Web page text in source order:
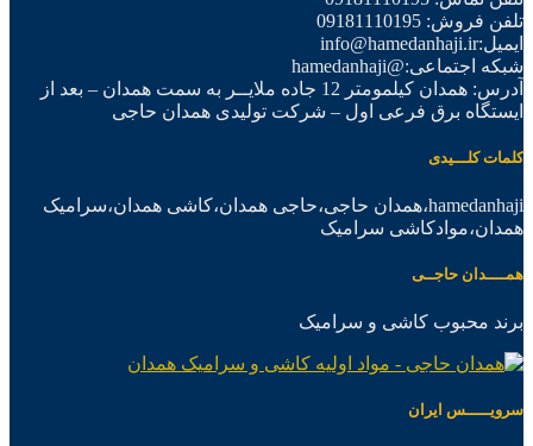
تلفن فروش: 09181110195
ایمیل:info@hamedanhaji.ir
شبکه اجتماعی:@hamedanhaji
آدرس: همدان کیلمومتر 12 جاده ملایــر به سمت همدان – بعد از
ایستگاه برق فرعی اول – شرکت تولیدی همدان حاجی
کلمات کلـــیدی
hamedanhaji،همدان حاجی،حاجی همدان،کاشی همدان،سرامیک
همدان،موادکاشی سرامیک
همــــدان حاجــی
برند محبوب کاشی و سرامیک
سرویـــــس ایران